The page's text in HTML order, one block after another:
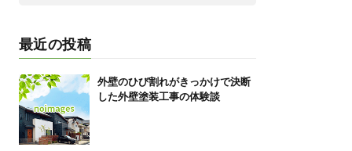
最近の投稿
外壁のひび割れがきっかけで決断
した外壁塗装工事の体験談